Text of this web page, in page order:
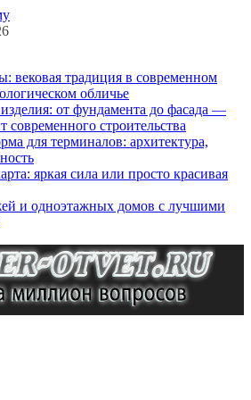
вековая традиция в современном
обличье
от фундамента до фасада —
современного строительства
для терминалов: архитектура,
яркая сила или просто красивая
и одноэтажных домов с лучшими